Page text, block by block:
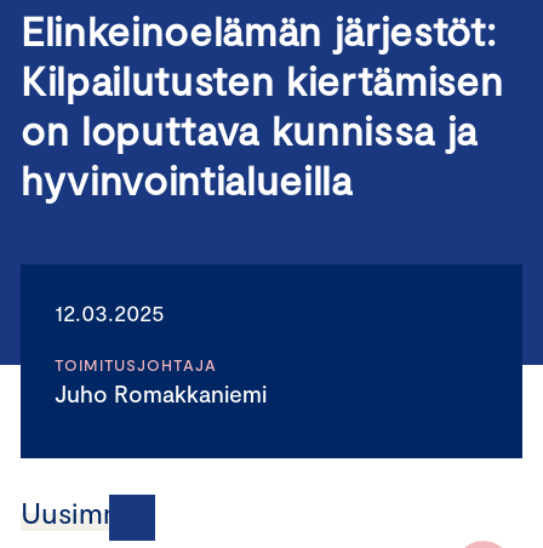
Elinkeinoelämän järjestöt:
Kilpailutusten kiertämisen
on loputtava kunnissa ja
hyvinvointialueilla
12.03.2025
TOIMITUSJOHTAJA
Juho Romakkaniemi
Uusimmat